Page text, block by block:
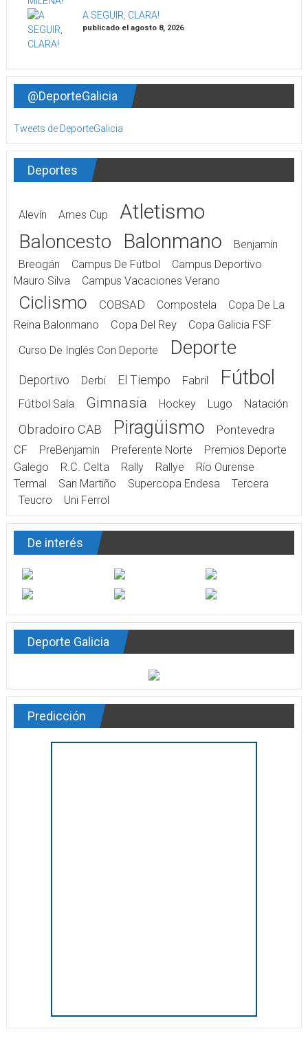
A SEGUIR, CLARA!
publicado el agosto 8, 2026
@DeporteGalicia
Tweets de DeporteGalicia
Deportes
Alevín Ames Cup Atletismo
Baloncesto Balonmano
Benjamín
Breogán
Campus De Fútbol
Campus Deportivo
Mauro Silva
Campus Vacaciones Verano
Ciclismo COBSAD Compostela
Copa De La
Reina Balonmano
Copa Del Rey
Copa Galicia FSF
Curso De Inglés Con Deporte
Deporte
Deportivo Derbi El Tiempo Fabril Fútbol
Fútbol Sala Gimnasia Hockey Lugo Natación
Obradoiro CAB Piragüismo
Pontevedra
CF
PreBenjamín Preferente Norte
Premios Deporte
Galego
R.C. Celta Rally Rallye
Río Ourense
Termal
San Martiño Supercopa Endesa
Tercera
Teucro
Uni Ferrol
De interés
Deporte Galicia
Predicción